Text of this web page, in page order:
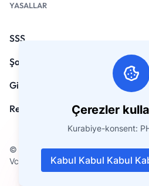
Çerezler
Kurabiye-konsent:
Kabul Kabul Kabul
YASALLAR
SSS
Şartlar ve Koşullar
Gizlilik Politikası
Reund Policy
© Copyright Copyright Copyright
Vcard.